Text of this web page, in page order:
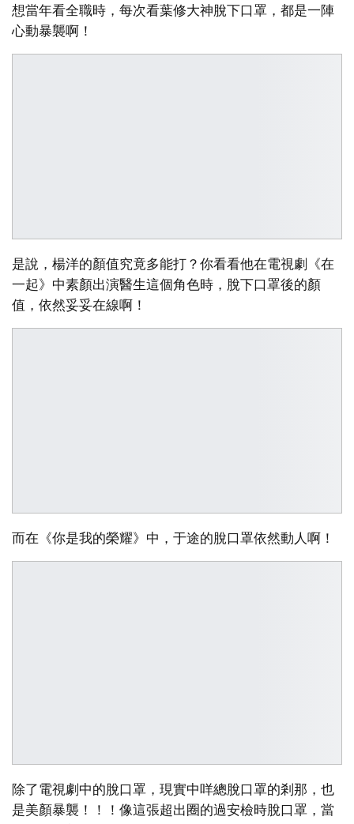
想當年看全職時，每次看葉修大神脫下口罩，都是一陣
心動暴襲啊！
是說，楊洋的顏值究竟多能打？你看看他在電視劇《在
一起》中素顏出演醫生這個角色時，脫下口罩後的顏
值，依然妥妥在線啊！
而在《你是我的榮耀》中，于途的脫口罩依然動人啊！
除了電視劇中的脫口罩，現實中咩總脫口罩的剎那，也
是美顏暴襲！！！像這張超出圈的過安檢時脫口罩，當